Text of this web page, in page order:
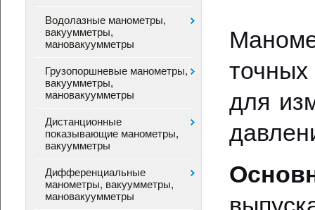
Водолазные манометры,
вакуумметры,
мановакуумметры
Грузопоршневые манометры,
вакуумметры,
мановакуумметры
Дистанционные
показывающие манометры,
вакуумметры
Дифференциальные
манометры, вакуумметры,
мановакуумметры
для